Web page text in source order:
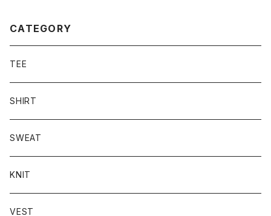
CATEGORY
TEE
SHIRT
SWEAT
KNIT
VEST